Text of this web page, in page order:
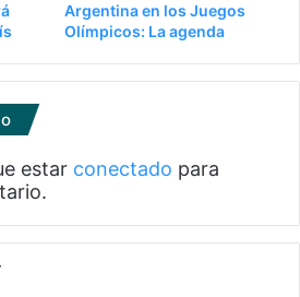
Argentina en los Juegos
Olímpicos: La agenda
estar conectado para